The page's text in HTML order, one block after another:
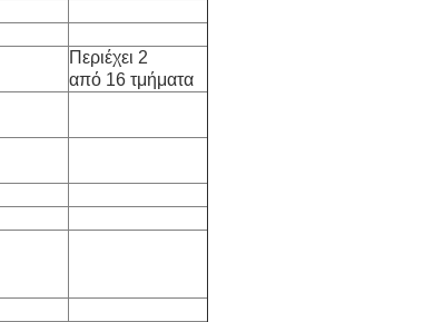
Περιέχει 2
από 16 τμήματα